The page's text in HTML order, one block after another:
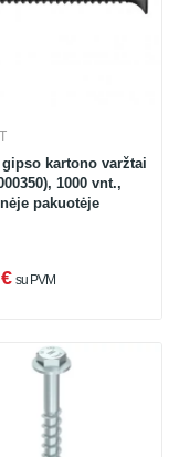
gipso kartono varžtai
1000 vnt.,
pakuotėje
su PVM